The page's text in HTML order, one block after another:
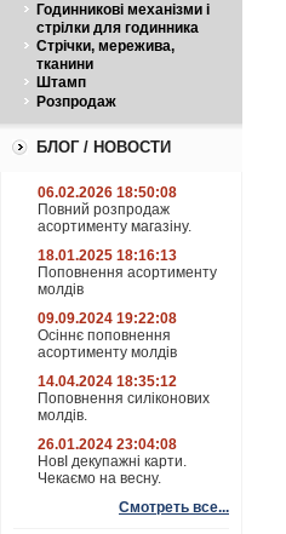
Годинникові механізми і
стрілки для годинника
Стрічки, мережива,
тканини
Штамп
Розпродаж
БЛОГ / НОВОСТИ
06.02.2026 18:50:08
Повний розпродаж
асортименту магазіну.
18.01.2025 18:16:13
Поповнення асортименту
молдів
09.09.2024 19:22:08
Осіннє поповнення
асортименту молдів
14.04.2024 18:35:12
Поповнення силіконових
молдів.
26.01.2024 23:04:08
НовІ декупажні карти.
Чекаємо на весну.
Смотреть все...